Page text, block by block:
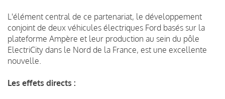
L'élément central de ce partenariat, le développement
conjoint de deux véhicules électriques Ford basés sur la
plateforme Ampère et leur production au sein du pôle
ElectriCity dans le Nord de la France, est une excellente
nouvelle.
Les effets directs :